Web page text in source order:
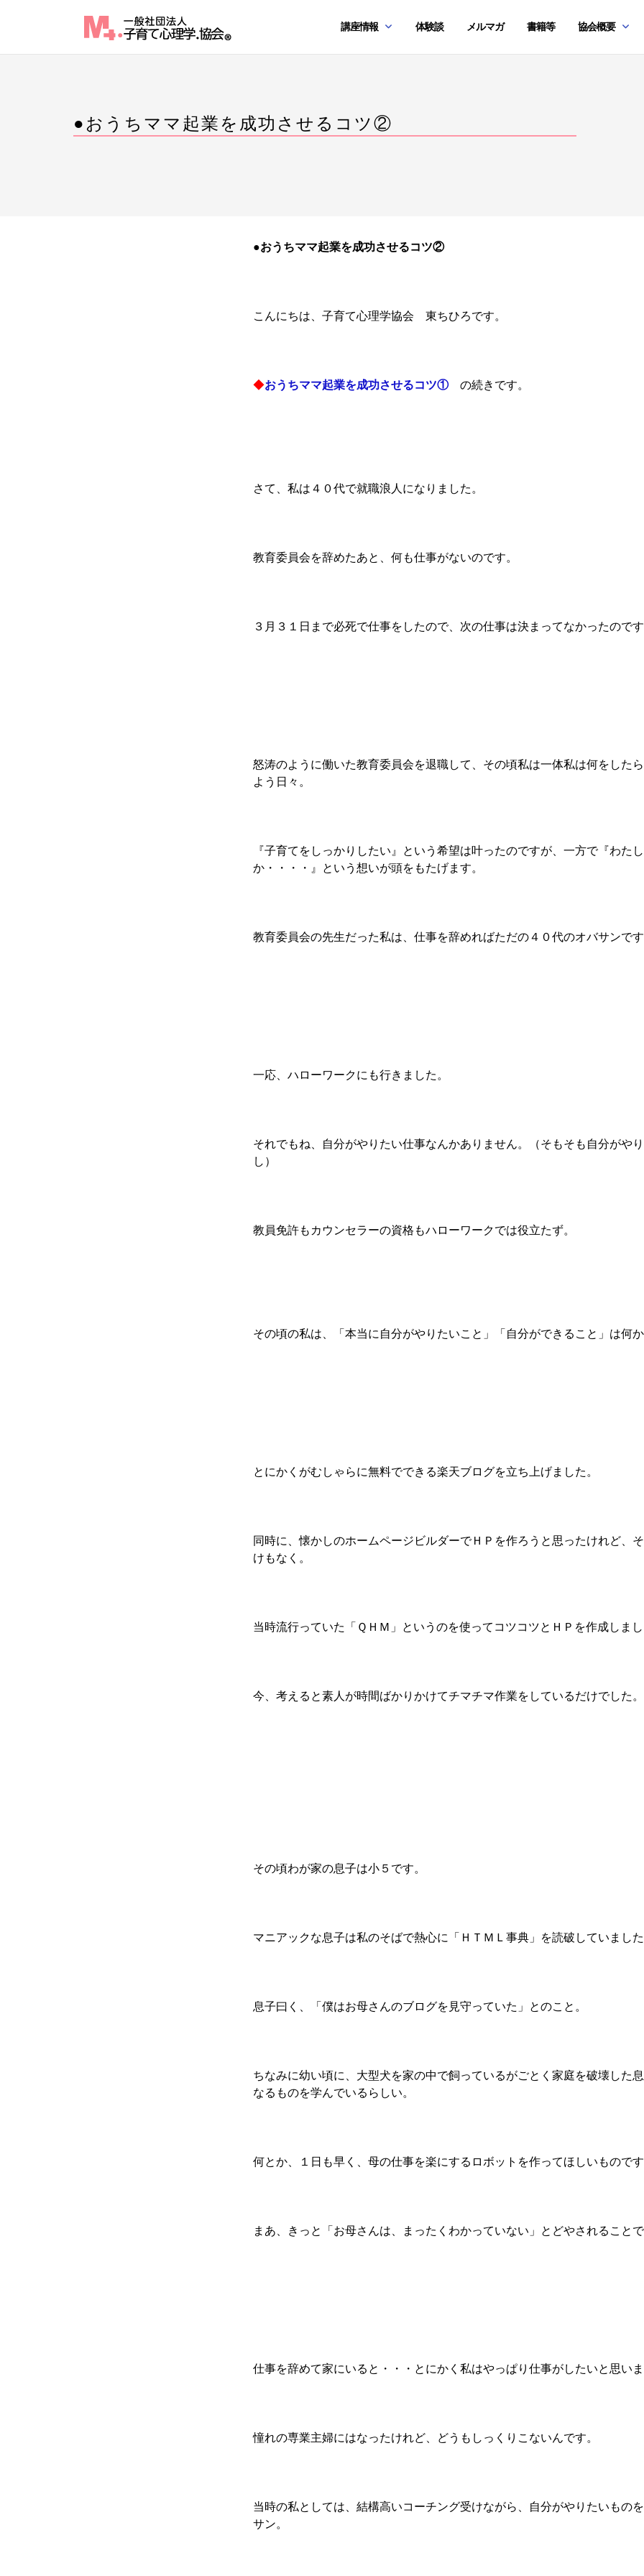
講座情報 体験談 メルマガ 書籍等 協会概要
●おうちママ起業を成功させるコツ②
●おうちママ起業を成功させるコツ②
こんにちは、子育て心理学協会 東ちひろです。
◆おうちママ起業を成功させるコツ①の続きです。
さて、私は４０代で就職浪人になりました。
教育委員会を辞めたあと、何も仕事がないのです。
３月３１日まで必死で仕事をしたので、次の仕事は決まってなかったので
怒涛のように働いた教育委員会を退職して、その頃私は一体私は何をした
よう日々。
『子育てをしっかりしたい』という希望は叶ったのですが、一方で『わた
か・・・・』という想いが頭をもたげます。
教育委員会の先生だった私は、仕事を辞めればただの４０代のオバサンで
一応、ハローワークにも行きました。
それでもね、自分がやりたい仕事なんかありません。（そもそも自分がや
し）
教員免許もカウンセラーの資格もハローワークでは役立たず。
その頃の私は、「本当に自分がやりたいこと」「自分ができること」は何
とにかくがむしゃらに無料でできる楽天ブログを立ち上げました。
同時に、懐かしのホームページビルダーでＨＰを作ろうと思ったけれど、
けもなく。
当時流行っていた「ＱＨＭ」というのを使ってコツコツとＨＰを作成しま
今、考えると素人が時間ばかりかけてチマチマ作業をしているだけでした。
その頃わが家の息子は小５です。
マニアックな息子は私のそばで熱心に「ＨＴＭＬ事典」を読破していまし
息子曰く、「僕はお母さんのブログを見守っていた」とのこと。
ちなみに幼い頃に、大型犬を家の中で飼っているがごとく家庭を破壊した
なるものを学んでいるらしい。
何とか、１日も早く、母の仕事を楽にするロボットを作ってほしいもので
まあ、きっと「お母さんは、まったくわかっていない」とどやされること
仕事を辞めて家にいると・・・とにかく私はやっぱり仕事がしたいと思い
憧れの専業主婦にはなったけれど、どうもしっくりこないんです。
当時の私としては、結構高いコーチング受けながら、自分がやりたいもの
サン。